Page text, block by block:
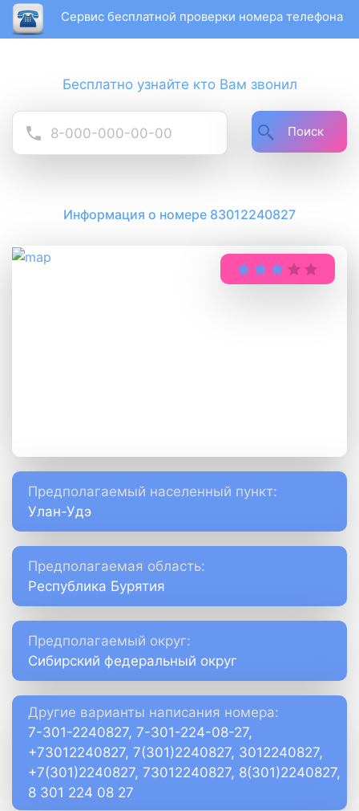
Сервис бесплатной проверки номера телефона
Бесплатно узнайте кто Вам звонил
Поиск
Информация о номере 83012240827
Предполагаемый населенный пункт:
Улан-Удэ
Предполагаемая область:
Республика Бурятия
Предполагаемый округ:
Сибирский федеральный округ
Другие варианты написания номера:
7-301-2240827, 7-301-224-08-27,
+73012240827, 7(301)2240827, 3012240827,
+7(301)2240827, 73012240827, 8(301)2240827,
8 301 224 08 27